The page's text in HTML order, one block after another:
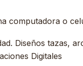
computadora o
Diseños tazas,
Digitales